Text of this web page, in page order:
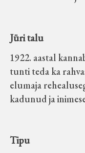
Jüri talu
1922. aastal
tunti teda ka
elumaja
kadunud ja
Tipu